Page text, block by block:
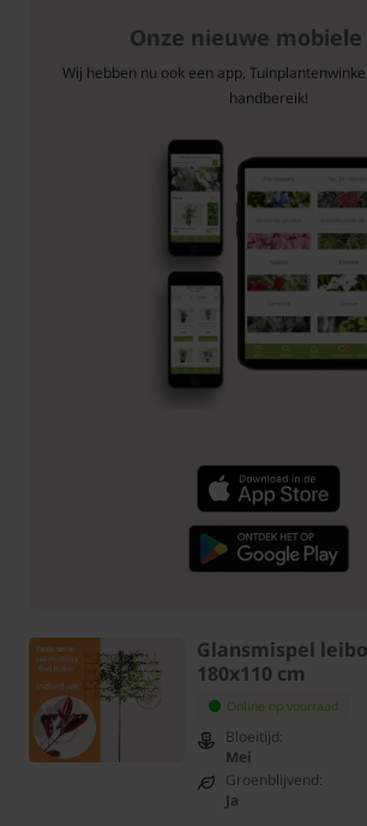
Onze nieuwe mobiele
Wij hebben nu ook een app,
handbereik!
Glansmispel
180x110 cm
Online op voorraad
Bloeitijd:
Mei
Groenblijvend:
Ja